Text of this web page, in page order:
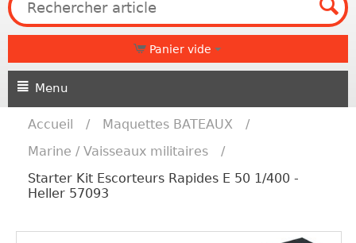
Panier vide
Menu
Accueil / Maquettes BATEAUX
/
Marine / Vaisseaux militaires
/
Starter Kit Escorteurs Rapides E 50 1/400 -
Heller 57093